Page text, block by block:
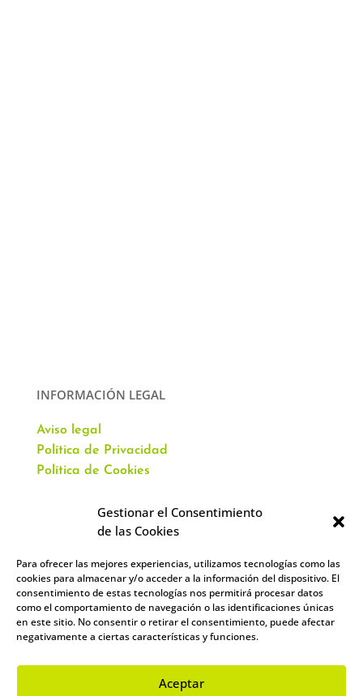
Gestionar el Consentimiento
de las Cookies
Para ofrecer las mejores experiencias, utilizamos tecnologías como las
cookies para almacenar y/o acceder a la información del dispositivo. El
consentimiento de estas tecnologías nos permitirá procesar datos
como el comportamiento de navegación o las identificaciones únicas
en este sitio. No consentir o retirar el consentimiento, puede afectar
negativamente a ciertas características y funciones.
Aceptar
INFORMACIÓN LEGAL
Aviso legal
Política de Privacidad
Política de Cookies
CONTACTO
Av. Virgen del Val, 51
Alcalá de Henares,